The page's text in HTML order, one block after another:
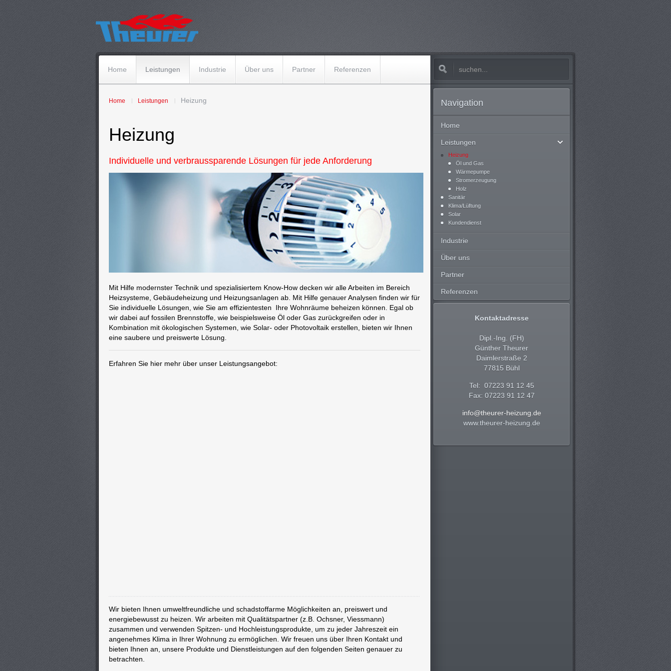
Home Leistungen Industrie Über uns Partner Referenzen
Home Leistungen Heizung
Heizung
Individuelle und verbraussparende Lösungen für jede Anforderung
Mit Hilfe modernster Technik und spezialisiertem Know-How decken wir alle Arbeiten im Bereich
Heizsysteme, Gebäudeheizung und Heizungsanlagen ab. Mit Hilfe genauer Analysen finden wir für
Sie individuelle Lösungen, wie Sie am effizientesten Ihre Wohnräume beheizen können. Egal ob
wir dabei auf fossilen Brennstoffe, wie beispielsweise Öl oder Gas zurückgreifen oder in
Kombination mit ökologischen Systemen, wie Solar- oder Photovoltaik erstellen, bieten wir Ihnen
eine saubere und preiswerte Lösung.
Erfahren Sie hier mehr über unser Leistungsangebot:
Wir bieten Ihnen umweltfreundliche und schadstoffarme Möglichkeiten an, preiswert und
energiebewusst zu heizen. Wir arbeiten mit Qualitätspartner (z.B. Ochsner, Viessmann)
zusammen und verwenden Spitzen- und Hochleistungsprodukte, um zu jeder Jahreszeit ein
angenehmes Klima in Ihrer Wohnung zu ermöglichen. Wir freuen uns über Ihren Kontakt und
bieten Ihnen an, unsere Produkte und Dienstleistungen auf den folgenden Seiten genauer zu
betrachten.
Navigation
Home
Leistungen
Heizung
Öl und Gas
Wärmepumpe
Stromerzeugung
Holz
Sanitär
Klima/Lüftung
Solar
Kundendienst
Industrie
Über uns
Partner
Referenzen
Kontaktadresse
Dipl.-Ing. (FH)
Günther Theurer
Daimlerstraße 2
77815 Bühl
Tel: 07223 91 12 45
Fax: 07223 91 12 47
info@theurer-heizung.de
www.theurer-heizung.de